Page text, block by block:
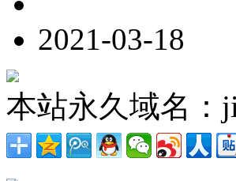
2021-03-18
本站永久域名：